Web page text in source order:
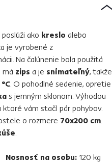
ako kreslo alebo
je vyrobené z
Na čalúnenie bola použitá
má zips a je snímateľný, takže
. O pohodlné sedenie, opretie
s jemným sklonom. Výhodou
ktoré vám stačí pár pohybov.
o rozmere 70x200 cm
Nosnosť na osobu: 120 kg